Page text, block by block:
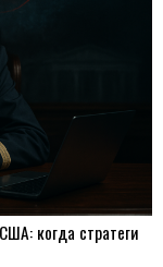
когда стратеги